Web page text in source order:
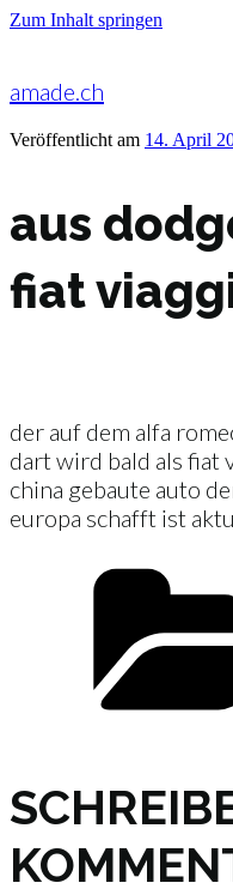
Zum Inhalt springen
amade.ch
Veröffentlicht am 14. April
aus
fiat
der auf dem alfa
dart wird bald als fiat
china gebaute auto
europa schafft ist